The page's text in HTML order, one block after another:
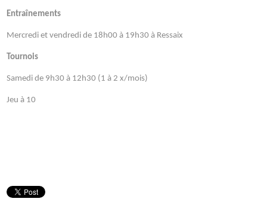
Entraînements
Mercredi et vendredi de 18h00 à 19h30 à Ressaix
Tournois
Samedi de 9h30 à 12h30 (1 à 2 x/mois)
Jeu à 10